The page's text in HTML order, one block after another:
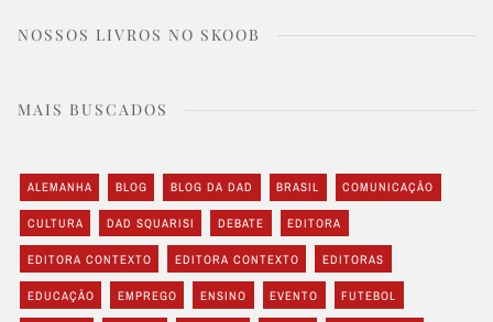
NOSSOS LIVROS NO SKOOB
MAIS BUSCADOS
ALEMANHA BLOG BLOG DA DAD BRASIL COMUNICAÇÃO
CULTURA DAD SQUARISI DEBATE EDITORA
EDITORA CONTEXTO EDITORA CONTEXTO EDITORAS
EDUCAÇÃO EMPREGO ENSINO EVENTO FUTEBOL